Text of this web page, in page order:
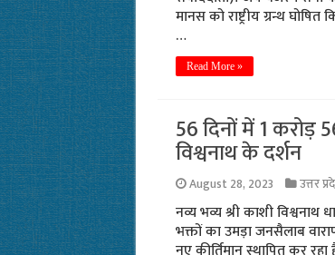
मानस को राष्ट्रीय ग्रन्थ
…
Read More »
56 दिनों में 1
विश्वनाथ के दर्शन
August 28, 2023 उत्तर
नव्य भव्य श्री काशी विश्वनाथ
भक्तों का उमड़ा जनसैलाब